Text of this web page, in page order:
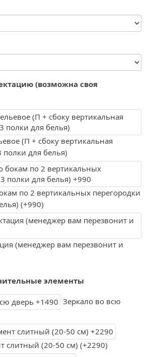
(возможна своя
(П + сбоку вертикальная
полки для белья)
по 2 вертикальных перегородки
(+990)
(менеджер вам перезвонит и
элементы
Зеркало во всю
слитный (20-50 см) (+2290)